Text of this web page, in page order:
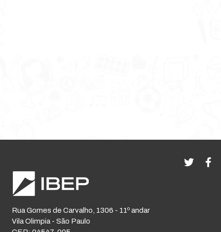
Rua Gomes de Carvalho, 1306 - 11º andar
Vila Olimpia - São Paulo